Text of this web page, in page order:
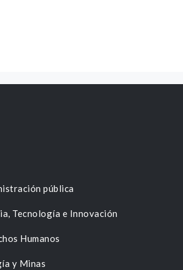
pública
Tecnología e Innovación
Humanos
y Minas